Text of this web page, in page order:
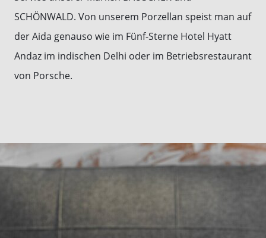
SCHÖNWALD. Von unserem Porzellan speist man auf
der Aida genauso wie im Fünf-Sterne Hotel Hyatt
Andaz im indischen Delhi oder im Betriebsrestaurant
von Porsche.